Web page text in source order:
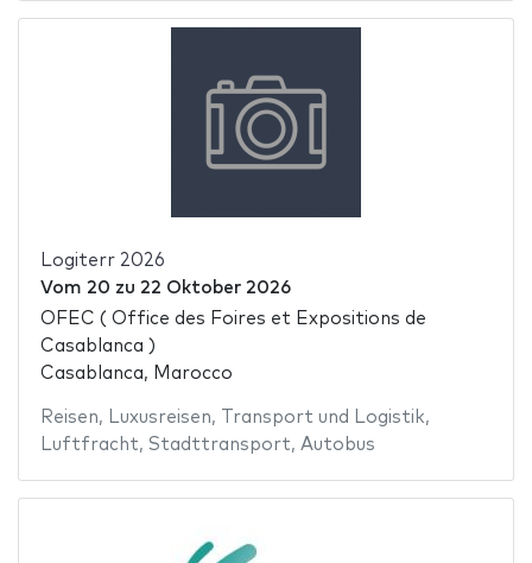
Logiterr 2026
Vom 20 zu 22 Oktober 2026
OFEC ( Office des Foires et Expositions de
Casablanca )
Casablanca, Marocco
Reisen, Luxusreisen, Transport und Logistik,
Luftfracht, Stadttransport, Autobus